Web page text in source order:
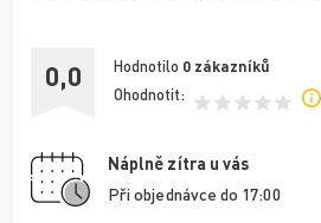
0,0 Hodnotilo 0 zákazníků
Ohodnotit:
Náplně zítra u vás
Při objednávce do 17:00